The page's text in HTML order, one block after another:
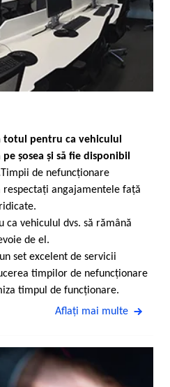
totul pentru ca vehiculul
şosea şi să fie disponibil
Timpii de nefuncţionare
respectaţi angajamentele faţă
ca vehiculul dvs. să rămână
de el.
set excelent de servicii
timpilor de nefuncţionare
timpul de funcţionare.
Aflaţi mai multe